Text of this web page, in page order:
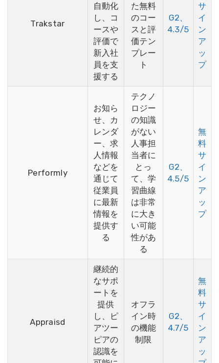
Trakstar
自動化
し、コ
ースや
評価で
新入社
員を支
援する
た無料
のコー
スと評
価テン
プレー
ト
G2、
4.3/5
サ
イ
ン
ア
ッ
プ
Performly
お知ら
せ、カ
レンダ
ー、求
人情報
などを
通じて
従業員
に最新
情報を
提供す
る
テクノ
ロジー
の知識
がない
人事担
当者に
とっ
て、学
習曲線
は非常
に大き
い可能
性があ
る
G2、
4.5/5
無
料
サ
イ
ン
ア
ッ
プ
Appraisd
継続的
なサポ
ートを
提供
し、ピ
アツー
ピアの
認識を
オフラ
イン時
の機能
制限
G2、
4.7/5
無
料
サ
イ
ン
ア
ッ